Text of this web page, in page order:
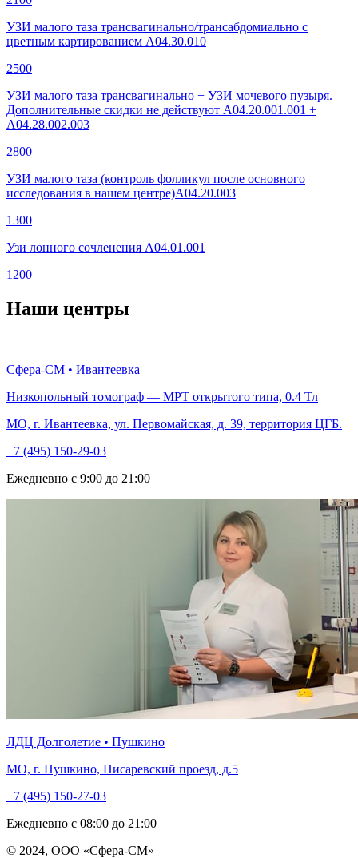
УЗИ малого таза трансвагинально/трансабдомиально с
цветным картированием А04.30.010
2500
УЗИ малого таза трансвагинально + УЗИ мочевого пузыря.
Дополнительные скидки не действуют А04.20.001.001 +
А04.28.002.003
2800
УЗИ малого таза (контроль фолликул после основного
исследования в нашем центре)A04.20.003
1300
Узи лонного сочленения A04.01.001
1200
Наши центры
Сфера-СМ • Ивантеевка
Низкопольный томограф — МРТ открытого типа, 0.4 Тл
МО, г. Ивантеевка, ул. Первомайская, д. 39, территория ЦГБ.
+7 (495) 150-29-03
Ежедневно с 9:00 до 21:00
ЛДЦ Долголетие • Пушкино
МО, г. Пушкино, Писаревский проезд, д.5
+7 (495) 150-27-03
Ежедневно с 08:00 до 21:00
© 2024, ООО «Сфера-СМ»